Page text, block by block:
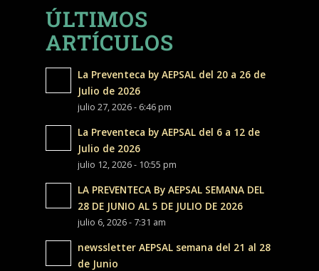
ÚLTIMOS
ARTÍCULOS
La Preventeca by AEPSAL del 20 a 26 de
Julio de 2026
julio 27, 2026 - 6:46 pm
La Preventeca by AEPSAL del 6 a 12 de
Julio de 2026
julio 12, 2026 - 10:55 pm
LA PREVENTECA By AEPSAL SEMANA DEL
28 DE JUNIO AL 5 DE JULIO DE 2026
julio 6, 2026 - 7:31 am
newssletter AEPSAL semana del 21 al 28
de Junio